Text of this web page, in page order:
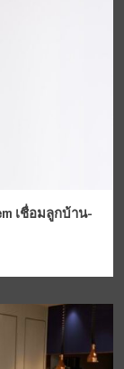
เชื่อมลูกบ้าน-